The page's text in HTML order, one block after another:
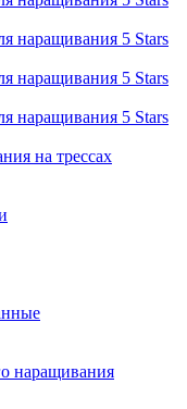
наращивания 5 Stars
наращивания 5 Stars
наращивания 5 Stars
на трессах
наращивания